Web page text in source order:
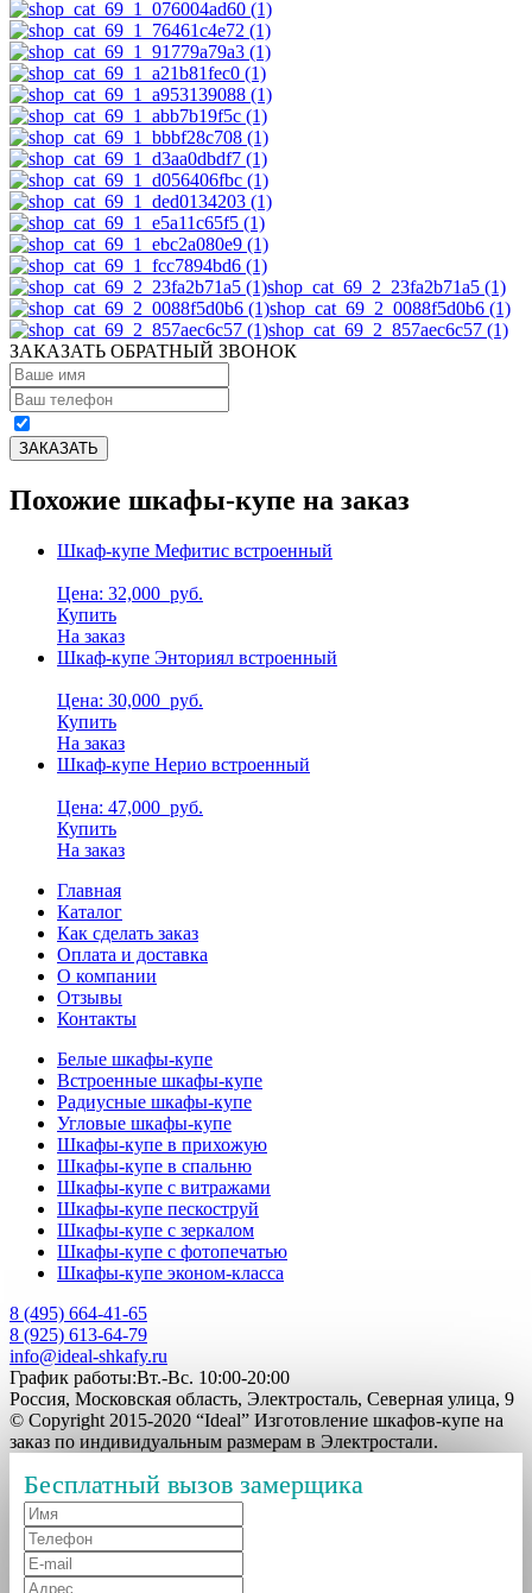
shop_cat_69_2_23fa2b71a5 (1)
shop_cat_69_2_0088f5d0b6 (1)
shop_cat_69_2_857aec6c57 (1)
ЗАКАЗАТЬ ОБРАТНЫЙ ЗВОНОК
Похожие шкафы-купе на заказ
Шкаф-купе Мефитис встроенный
Цена: 32,000 руб.
Купить
На заказ
Шкаф-купе Энториял встроенный
Цена: 30,000 руб.
Купить
На заказ
Шкаф-купе Нерио встроенный
Цена: 47,000 руб.
Купить
На заказ
Главная
Каталог
Как сделать заказ
Оплата и доставка
О компании
Отзывы
Контакты
Белые шкафы-купе
Встроенные шкафы-купе
Радиусные шкафы-купе
Угловые шкафы-купе
Шкафы-купе в прихожую
Шкафы-купе в спальню
Шкафы-купе с витражами
Шкафы-купе пескоструй
Шкафы-купе с зеркалом
Шкафы-купе с фотопечатью
Шкафы-купе эконом-класса
8 (495) 664-41-65
8 (925) 613-64-79
info@ideal-shkafy.ru
График работы:Вт.-Вс. 10:00-20:00
Россия, Московская область, Электросталь, Северная улица, 9
© Copyright 2015-2020 “Ideal” Изготовление шкафов-купе на
заказ по индивидуальным размерам в Электростали.
Бесплатный вызов замерщика